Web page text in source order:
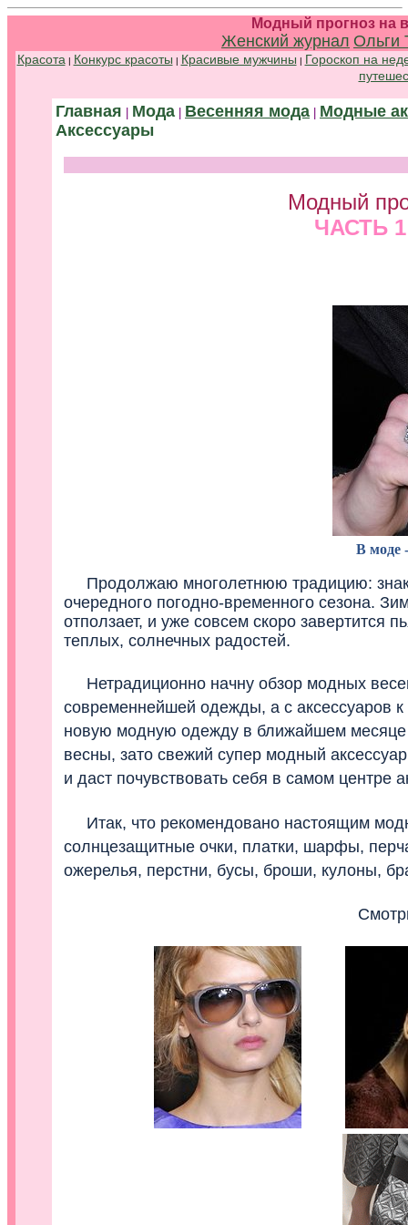
Модный прогноз на
Женский журнал Ольги
Красота | Конкурс красоты | Красивые мужчины | Гороскоп на
Главная Мода Весенняя мода Модные
Аксессуары
Модный
ЧАСТЬ
В моде
Продолжаю многолетнюю традицию:
очередного погодно-временного сезона.
отползает, и уже совсем скоро завертится
теплых, солнечных радостей.
Нетрадиционно начну обзор модных
современнейшей одежды, а с аксессуаров
новую модную одежду в ближайшем месяце
весны, зато свежий супер модный
и даст почувствовать себя в самом центре
Итак, что рекомендовано настоящим
солнцезащитные очки, платки, шарфы,
ожерелья, перстни, бусы, броши, кулоны,